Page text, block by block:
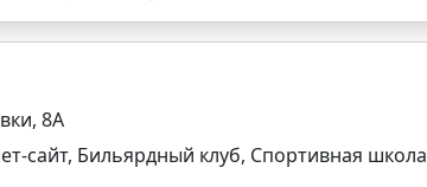
8А
сайт, Бильярдный клуб, Спортивная школа